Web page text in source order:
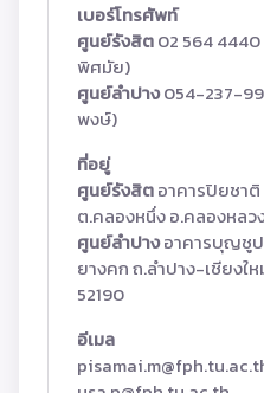
เบอร์โทรศัพท์
ศูนย์รังสิต02 564
พิศมัย)
ศูนย์ลำปาง054-237-
พงษ์)
ที่อยู่
ศูนย์รังสิตอาคารปิยชาติ
ต.คลองหนึ่ง อ.คลองหลวง
ศูนย์ลำปางอาคารบุญชูป
ยางคก ถ.ลำปาง-เชียงใ
52190
อีเมล